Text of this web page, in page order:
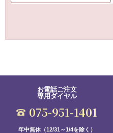
お電話ご注文
専用ダイヤル
075-951-1401
年中無休（12/31～1/4を除く）